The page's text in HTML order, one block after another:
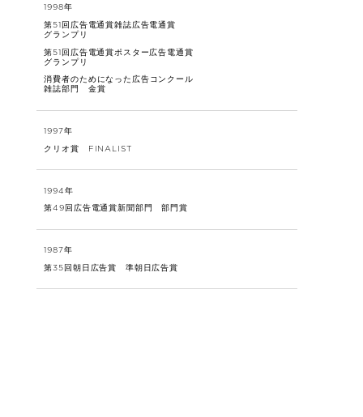
1998年
第51回広告電通賞雑誌広告電通賞
グランプリ
第51回広告電通賞ポスター広告電通賞
グランプリ
消費者のためになった広告コンクール
雑誌部門 金賞
1997年
クリオ賞 FINALIST
1994年
第49回広告電通賞新聞部門 部門賞
1987年
第35回朝日広告賞 準朝日広告賞